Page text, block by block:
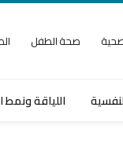
صحة الطفل
اللياقة ونمط